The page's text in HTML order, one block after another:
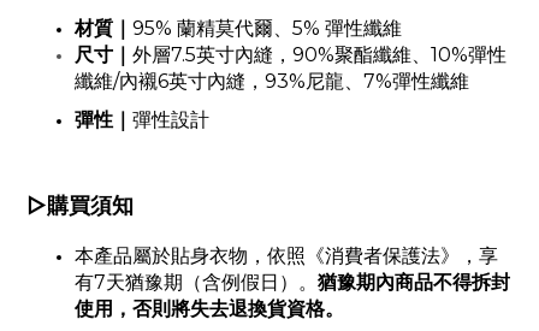
材質｜ 95% 蘭精莫代爾、5% 彈性纖維
尺寸｜ 外層7.5英寸內縫，90%聚酯纖維、10%彈性
纖維/內襯6英寸內縫，93%尼龍、7%彈性纖維
彈性 ｜ 彈性設計
▷購買須知
本產品屬於貼身衣物，依照《消費者保護法》，享
有7天猶豫期（含例假日）。 猶豫期內商品不得拆封
使用，否則將失去退換貨資格。